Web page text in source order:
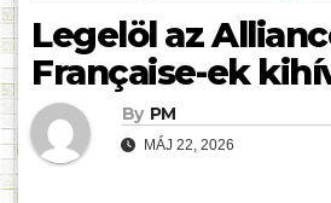
Legelöl az
Française-ek
By PM
MÁJ 22, 2026